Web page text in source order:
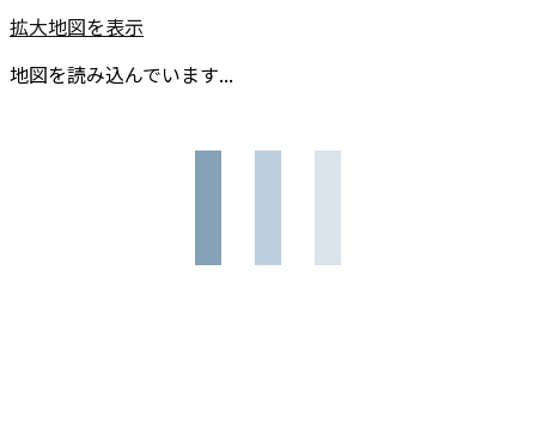
拡大地図を表示
地図を読み込んでいます...